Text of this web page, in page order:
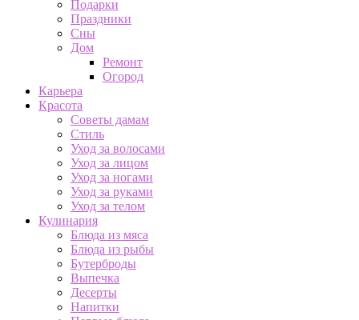
Подарки
Праздники
Сны
Дом
Ремонт
Огород
Карьера
Красота
Советы дамам
Стиль
Уход за волосами
Уход за лицом
Уход за ногами
Уход за руками
Уход за телом
Кулинария
Блюда из мяса
Блюда из рыбы
Бутерброды
Выпечка
Десерты
Напитки